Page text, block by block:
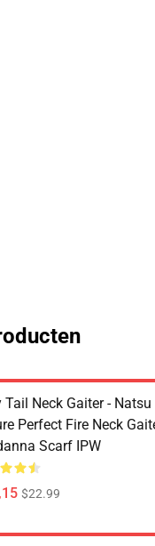
Tail Neck Gaiter -
Perfect Fire Neck
Scarf IPW
$22.99